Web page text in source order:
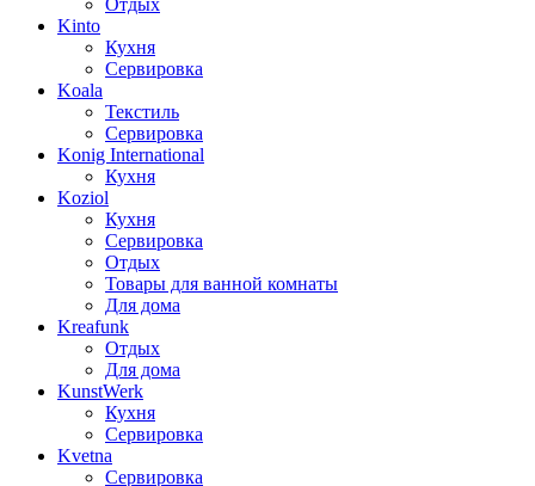
Отдых
Kinto
Кухня
Сервировка
Koala
Текстиль
Сервировка
Konig International
Кухня
Koziol
Кухня
Сервировка
Отдых
Товары для ванной комнаты
Для дома
Kreafunk
Отдых
Для дома
KunstWerk
Кухня
Сервировка
Kvetna
Сервировка